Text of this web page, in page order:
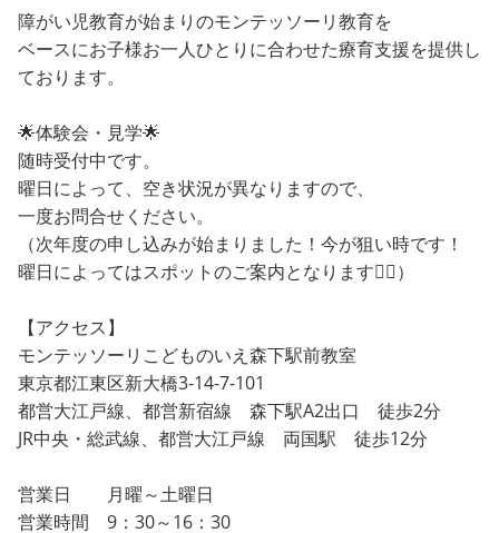
障がい児教育が始まりのモンテッソーリ教育を
ベースにお子様お一人ひとりに合わせた療育支援を提供し
ております。
⁡🌟体験会・見学🌟
随時受付中です。
曜日によって、空き状況が異なりますので、
一度お問合せください。
（次年度の申し込みが始まりました！今が狙い時です！
曜日によってはスポットのご案内となります🙇‍♀️）
【アクセス】
モンテッソーリこどものいえ森下駅前教室
東京都江東区新大橋3-14-7-101
都営大江戸線、都営新宿線 森下駅A2出口 徒歩2分
JR中央・総武線、都営大江戸線 両国駅 徒歩12分
営業日 月曜～土曜日
営業時間 9：30～16：30